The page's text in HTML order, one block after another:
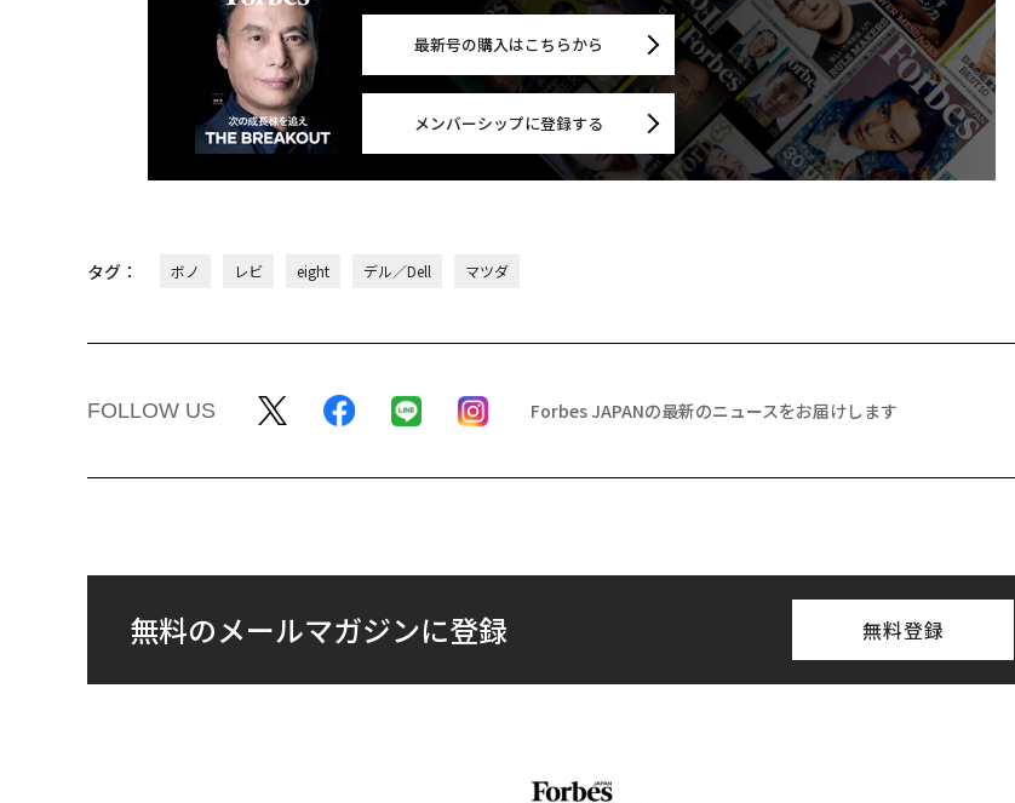
最新号の購入はこちらから
メンバーシップに登録する
タグ： ボノ レビ eight デル／Dell マツダ
FOLLOW US Forbes JAPANの最新のニュースをお届けします
無料のメールマガジンに登録 無料登録